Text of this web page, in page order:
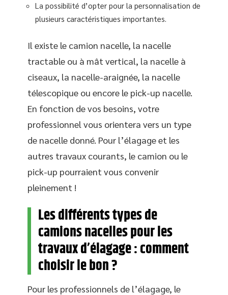
La possibilité d’opter pour la personnalisation de
plusieurs caractéristiques importantes.
Il existe le camion nacelle, la nacelle
tractable ou à mât vertical, la nacelle à
ciseaux, la nacelle-araignée, la nacelle
télescopique ou encore le pick-up nacelle.
En fonction de vos besoins, votre
professionnel vous orientera vers un type
de nacelle donné. Pour l’élagage et les
autres travaux courants, le camion ou le
pick-up pourraient vous convenir
pleinement !
Les différents types de
camions nacelles pour les
travaux d’élagage : comment
choisir le bon ?
Pour les professionnels de l’élagage, le